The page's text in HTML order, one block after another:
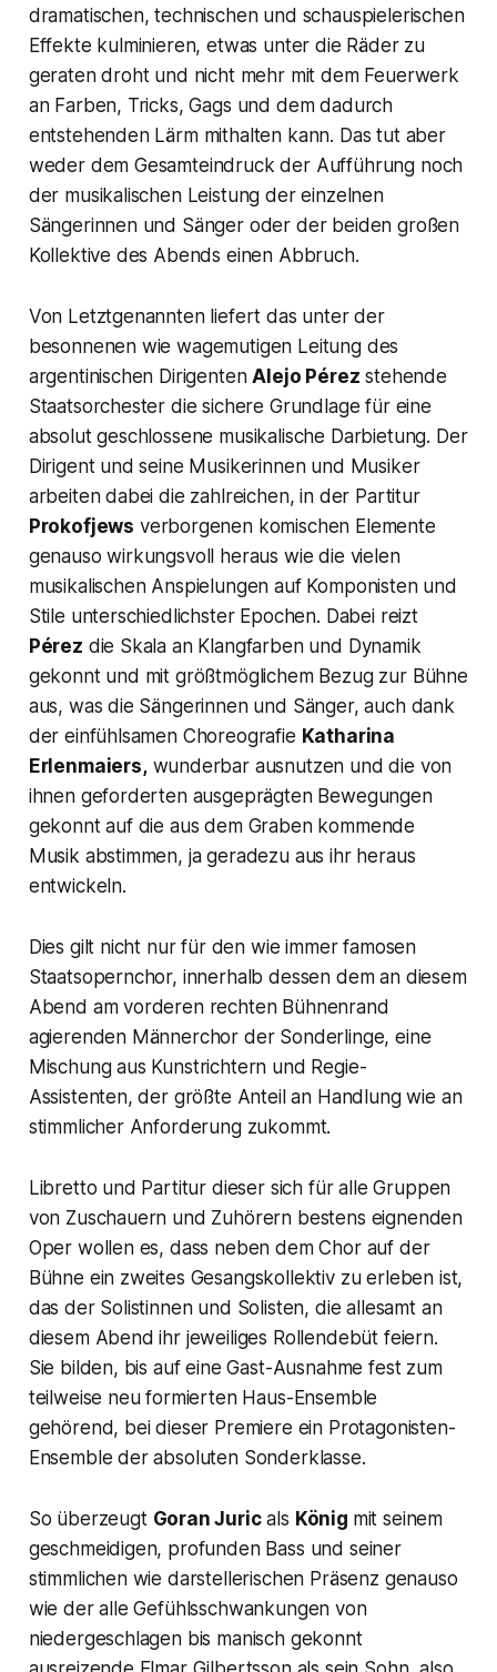
dramatischen, technischen und schauspielerischen
Effekte kulminieren, etwas unter die Räder zu
geraten droht und nicht mehr mit dem Feuerwerk
an Farben, Tricks, Gags und dem dadurch
entstehenden Lärm mithalten kann. Das tut aber
weder dem Gesamteindruck der Aufführung noch
der musikalischen Leistung der einzelnen
Sängerinnen und Sänger oder der beiden großen
Kollektive des Abends einen Abbruch.
Von Letztgenannten liefert das unter der
besonnenen wie wagemutigen Leitung des
argentinischen DirigentenAlejo Pérez stehende
Staatsorchester die sichere Grundlage für eine
absolut geschlossene musikalische Darbietung. Der
Dirigent und seine Musikerinnen und Musiker
arbeiten dabei die zahlreichen, in der Partitur
Prokofjews verborgenen komischen Elemente
genauso wirkungsvoll heraus wie die vielen
musikalischen Anspielungen auf Komponisten und
Stile unterschiedlichster Epochen. Dabei reizt
Pérez die Skala an Klangfarben und Dynamik
gekonnt und mit größtmöglichem Bezug zur Bühne
aus, was die Sängerinnen und Sänger, auch dank
der einfühlsamen Choreografie Katharina
Erlenmaiers,wunderbar ausnutzen und die von
ihnen geforderten ausgeprägten Bewegungen
gekonnt auf die aus dem Graben kommende
Musik abstimmen, ja geradezu aus ihr heraus
entwickeln.
Dies gilt nicht nur für den wie immer famosen
Staatsopernchor, innerhalb dessen dem an diesem
Abend am vorderen rechten Bühnenrand
agierenden Männerchor der Sonderlinge, eine
Mischung aus Kunstrichtern und Regie-
Assistenten, der größte Anteil an Handlung wie an
stimmlicher Anforderung zukommt.
Libretto und Partitur dieser sich für alle Gruppen
von Zuschauern und Zuhörern bestens eignenden
Oper wollen es, dass neben dem Chor auf der
Bühne ein zweites Gesangskollektiv zu erleben ist,
das der Solistinnen und Solisten, die allesamt an
diesem Abend ihr jeweiliges Rollendebüt feiern.
Sie bilden, bis auf eine Gast-Ausnahme fest zum
teilweise neu formierten Haus-Ensemble
gehörend, bei dieser Premiere ein Protagonisten-
Ensemble der absoluten Sonderklasse.
So überzeugt Goran Juricals König mit seinem
geschmeidigen, profunden Bass und seiner
stimmlichen wie darstellerischen Präsenz genauso
wie der alle Gefühlsschwankungen von
niedergeschlagen bis manisch gekonnt